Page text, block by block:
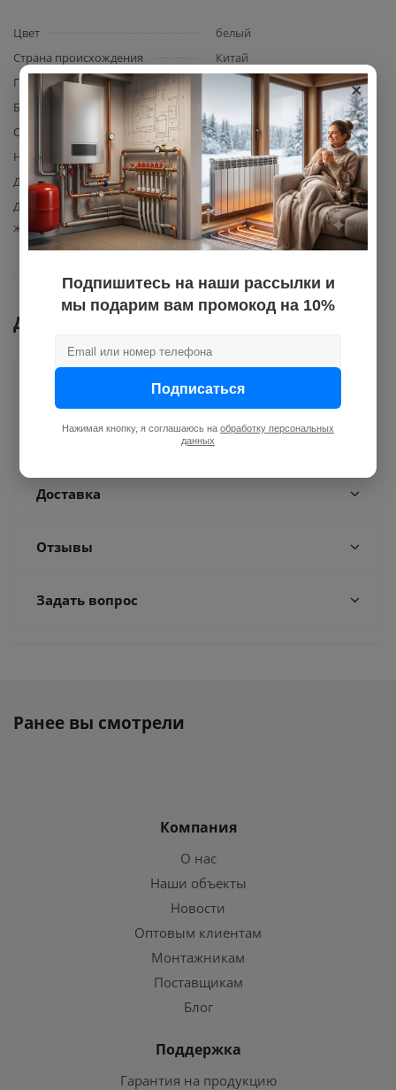
Цвет
белый
Страна происхождения
Китай
Производитель
Базовая единица
Сфера применения
канализация
Назначение
для внутренней канализации
Диаметр
Допустимая температура
жидкости
80
Документы
Доставка
Отзывы
Задать вопрос
Ранее вы смотрели
Компания
О нас
Наши объекты
Новости
Оптовым клиентам
Монтажникам
Поставщикам
Блог
Поддержка
Гарантия на продукцию
×
Подпишитесь на наши рассылки и
мы подарим вам промокод на 10%
Подписаться
Нажимая кнопку, я соглашаюсь на обработку персональных
данных